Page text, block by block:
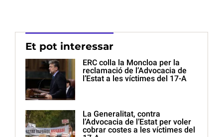
Et pot interessar
ERC colla la Moncloa per la
reclamació de l’Advocacia de
l’Estat a les víctimes del 17-A
La Generalitat, contra
l’Advocacia de l’Estat per voler
cobrar costes a les víctimes del